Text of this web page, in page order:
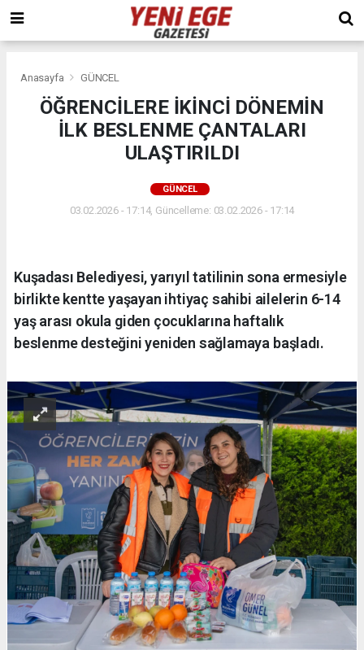
Anasayfa GÜNCEL
ÖĞRENCİLERE İKİNCİ DÖNEMİN
İLK BESLENME ÇANTALARI
ULAŞTIRILDI
GÜNCEL
03.02.2026 - 17:14, Güncelleme: 03.02.2026 - 17:14
Kuşadası Belediyesi, yarıyıl tatilinin sona ermesiyle
birlikte kentte yaşayan ihtiyaç sahibi ailelerin 6-14
yaş arası okula giden çocuklarına haftalık
beslenme desteğini yeniden sağlamaya başladı.